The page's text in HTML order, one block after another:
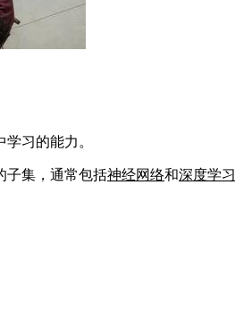
习的能力。
子集，通常包括神经网络和深度学习